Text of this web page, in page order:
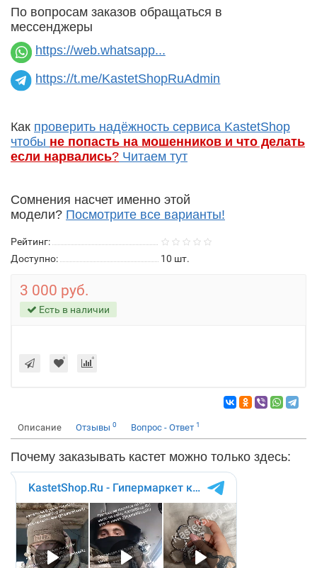
По вопросам заказов обращаться в
мессенджеры
https://web.whatsapp...
https://t.me/KastetShopRuAdmin
Как проверить надёжность сервиса KastetShop
чтобы не попасть на мошенников и что делать
если нарвались? Читаем тут
Сомнения насчет именно этой
модели? Посмотрите все варианты!
Рейтинг:
Доступно:
10 шт.
3 000 руб.
Есть в наличии
Описание Отзывы 0 Вопрос - Ответ 1
Почему заказывать кастет можно только здесь: